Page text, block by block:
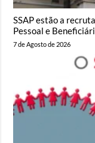
SSAP estão a
Pessoal e
7 de Agosto de 2026